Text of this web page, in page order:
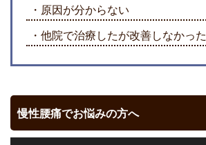
・原因が分からない
・他院で治療したが改善しなかった
慢性腰痛でお悩みの方へ